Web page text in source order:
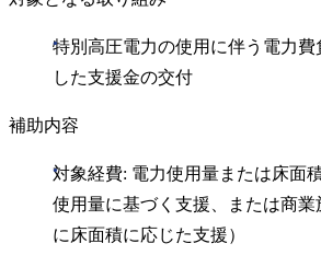
特別高圧電力の使用に伴う電力費
した支援金の交付
補助内容
対象経費: 電力使用量または床面
使用量に基づく支援、または商
に床面積に応じた支援）